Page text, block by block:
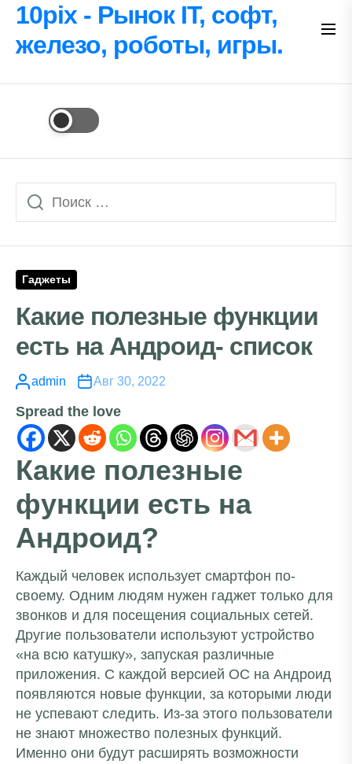
Перейти
содержимому
10pix - Рынок IT, софт,
железо, роботы, игры.
Гаджеты
Какие полезные функции
есть на Андроид- список
admin Авг 30, 2022
Spread the love
Какие полезные
функции есть на
Андроид?
Каждый человек использует смартфон по-
своему. Одним людям нужен гаджет только для
звонков и для посещения социальных сетей.
Другие пользователи используют устройство
«на всю катушку», запуская различные
приложения. С каждой версией ОС на Андроид
появляются новые функции, за которыми люди
не успевают следить. Из-за этого пользователи
не знают множество полезных функций.
Именно они будут расширять возможности